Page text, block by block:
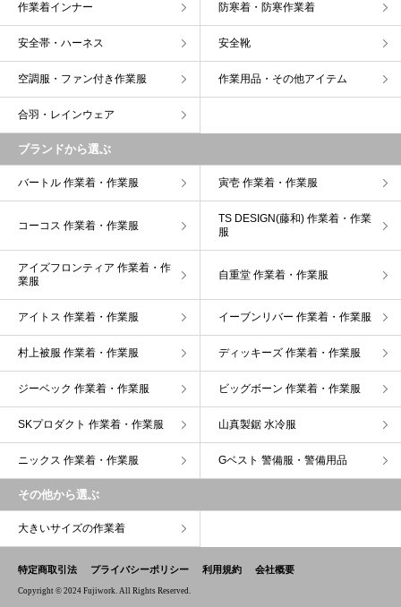
作業着インナー 防寒着・防寒作業着
安全帯・ハーネス 安全靴
空調服・ファン付き作業服 作業用品・その他アイテム
合羽・レインウェア
ブランドから選ぶ
バートル 作業着・作業服 寅壱 作業着・作業服
コーコス 作業着・作業服
TS DESIGN(藤和) 作業着・作業
服
アイズフロンティア 作業着・作
業服
自重堂 作業着・作業服
アイトス 作業着・作業服 イーブンリバー 作業着・作業服
村上被服 作業着・作業服 ディッキーズ 作業着・作業服
ジーベック 作業着・作業服 ビッグボーン 作業着・作業服
SKプロダクト 作業着・作業服 山真製鋸 水冷服
ニックス 作業着・作業服 Gベスト 警備服・警備用品
その他から選ぶ
大きいサイズの作業着
特定商取引法 プライバシーポリシー 利用規約 会社概要
Copyright © 2024 Fujiwork. All Rights Reserved.